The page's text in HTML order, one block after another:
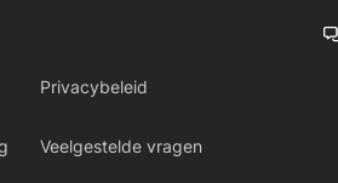
Privacybeleid
Veelgestelde vragen